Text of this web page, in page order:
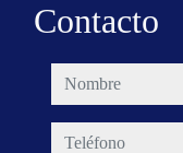
Contacto
nombre
teléfono